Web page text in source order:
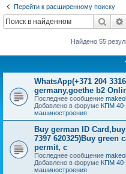
Перейти к расширенному поиску
Поиск
Найдено 55
WhatsApp(+371 204
germany,goethe b2
Последнее сообщение
Добавлено в форуме КПМ 40-
машиностроения
Buy german ID
7397 620325)Buy green
permit, c
Последнее сообщение
Добавлено в форуме КПМ 40-
машиностроения